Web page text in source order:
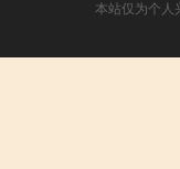
本站仅为个人